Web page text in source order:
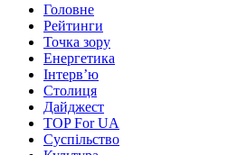
Головне
Рейтинги
Точка зору
Енергетика
Інтерв’ю
Столиця
Дайджест
TOP For UA
Суспiльство